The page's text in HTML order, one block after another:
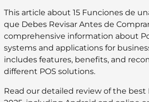
This article about 15 Funciones de
que Debes Revisar Antes de
comprehensive information about
systems and applications for
includes features, benefits, and
different POS solutions.
Read our detailed review of the best